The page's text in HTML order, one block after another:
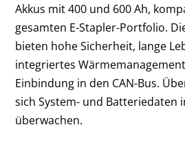
Akkus mit 400 und 600 Ah,
gesamten E-Stapler-Portfolio.
bieten hohe Sicherheit, lange
integriertes
Einbindung in den CAN-Bus.
sich System- und Batteriedaten
überwachen.